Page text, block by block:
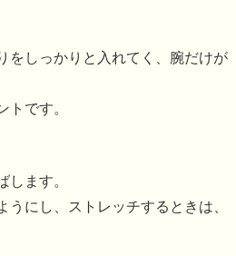
をしっかりと入れてく、腕だけが
です。
します。
にし、ストレッチするときは、